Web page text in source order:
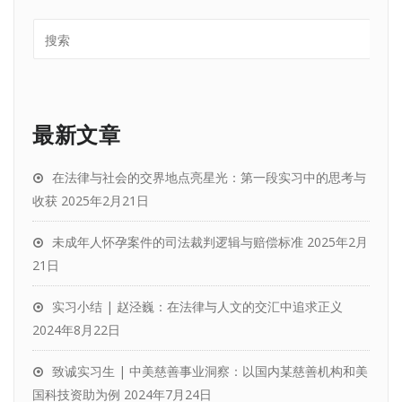
最新文章
在法律与社会的交界地点亮星光：第一段实习中的思考与
收获 2025年2月21日
未成年人怀孕案件的司法裁判逻辑与赔偿标准 2025年2月
21日
实习小结 | 赵泾巍：在法律与人文的交汇中追求正义
2024年8月22日
致诚实习生 | 中美慈善事业洞察：以国内某慈善机构和美
国科技资助为例 2024年7月24日